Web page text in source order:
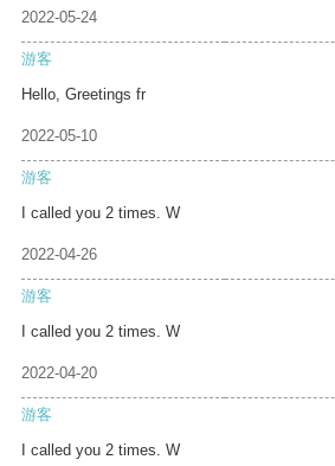
2022-05-24
游客
Hello, Greetings fr
2022-05-10
游客
I called you 2 times. W
2022-04-26
游客
I called you 2 times. W
2022-04-20
游客
I called you 2 times. W